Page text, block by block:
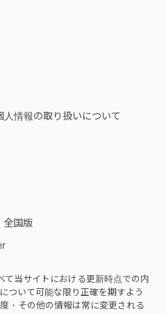
情報の取り扱いについて
全国版
て当サイトにおける更新時点での内
ついて可能な限り正確を期すよう
・その他の情報は常に変更される